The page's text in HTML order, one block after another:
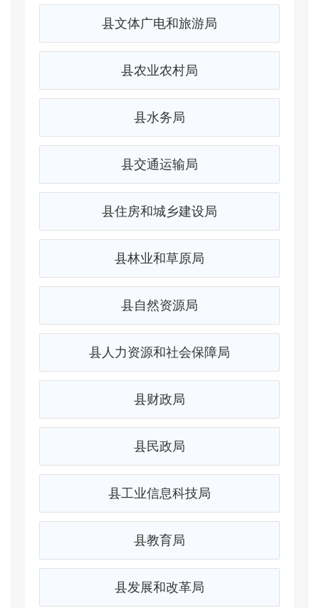
县文体广电和旅游局
县农业农村局
县水务局
县交通运输局
县住房和城乡建设局
县林业和草原局
县自然资源局
县人力资源和社会保障局
县财政局
县民政局
县工业信息科技局
县教育局
县发展和改革局